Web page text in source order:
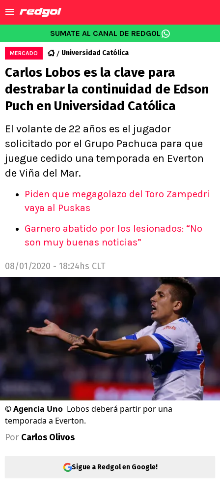
SUMATE AL CANAL DE REDGOL
MERCADO Universidad Católica
Carlos Lobos es la clave para
destrabar la continuidad de Edson
Puch en Universidad Católica
El volante de 22 años es el jugador
solicitado por el Grupo Pachuca para que
juegue cedido una temporada en Everton
de Viña del Mar.
Piden que megagolazo del Toro Zampedri
vaya al Puskas
Garnero abatido por los lesionados: “No
son muy buenas noticias”
08/01/2020 - 18:24hs CLT
©Agencia Uno Lobos deberá partir por una
temporada a Everton.
Por Carlos Olivos
Sigue a Redgol en Google!